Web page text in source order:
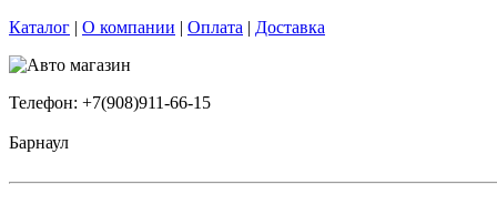
Каталог | О компании | Оплата | Доставка
Телефон: +7(908)911-66-15
Барнаул